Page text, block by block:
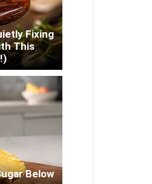
Fixing
This
Below